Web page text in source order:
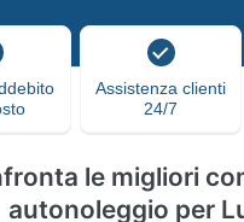
Assistenza clienti
24/7
le migliori
autonoleggio per